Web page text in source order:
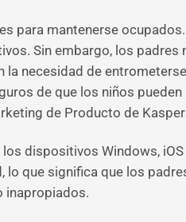
para mantenerse
Sin embargo, los
necesidad de
de que los niños
de Producto de
dispositivos Windows,
que significa que los
inapropiados.